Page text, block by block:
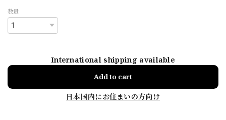
数量
International shipping available
Add to cart
日本国内にお住まいの方向け